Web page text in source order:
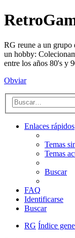
RG reune a un grupo
un hobby:
entre los años 80's y
Obviar
Enlaces rápidos
Temas
Temas
Buscar
FAQ
Identificarse
Buscar
RG Índice